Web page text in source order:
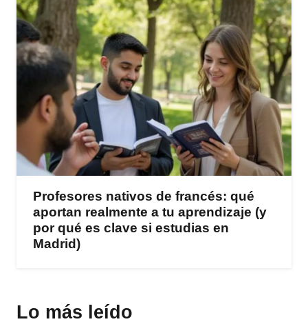
Profesores nativos de francés: qué
aportan realmente a tu aprendizaje (y
por qué es clave si estudias en
Madrid)
Lo más leído